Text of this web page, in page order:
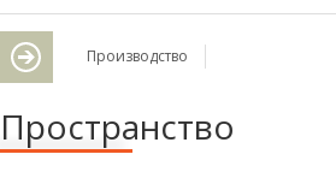
Производство
Пространство